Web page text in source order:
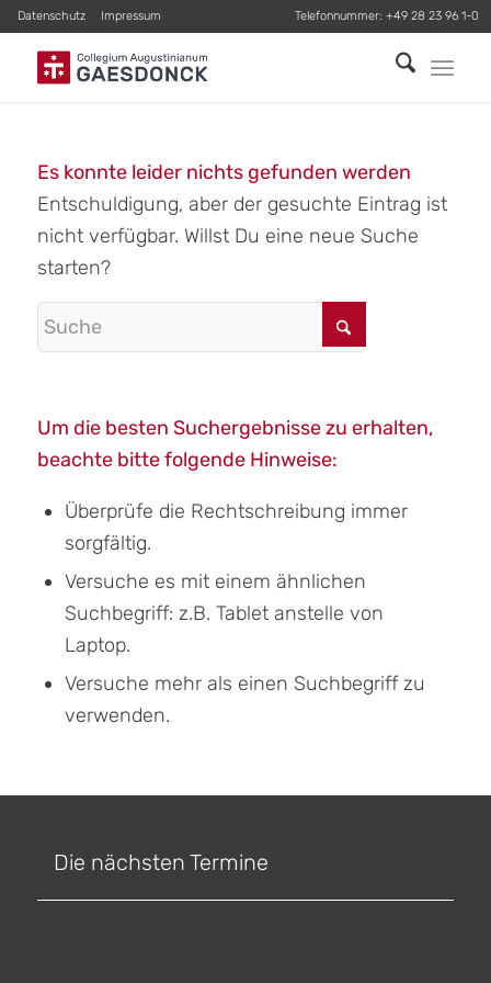
Datenschutz Impressum Telefonnummer: +49 28 23 96 1-0
Es konnte leider nichts gefunden werden
Entschuldigung, aber der gesuchte Eintrag ist
nicht verfügbar. Willst Du eine neue Suche
starten?
Um die besten Suchergebnisse zu erhalten,
beachte bitte folgende Hinweise:
Überprüfe die Rechtschreibung immer
sorgfältig.
Versuche es mit einem ähnlichen
Suchbegriff: z.B. Tablet anstelle von
Laptop.
Versuche mehr als einen Suchbegriff zu
verwenden.
Die nächsten Termine